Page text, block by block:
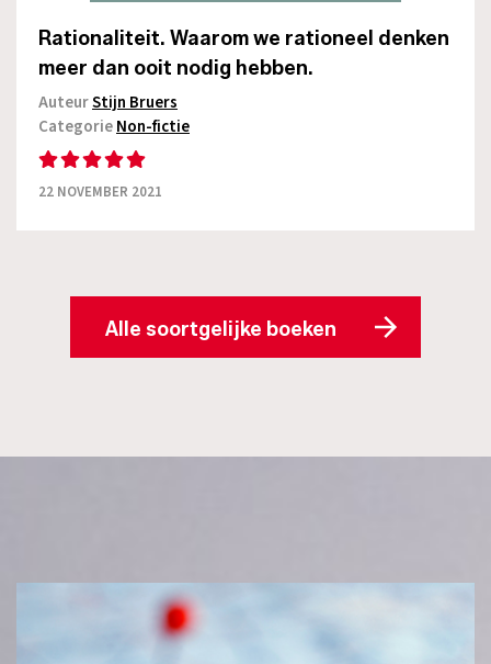
Rationaliteit. Waarom we rationeel denken
meer dan ooit nodig hebben.
AuteurStijn Bruers
CategorieNon-fictie
22 NOVEMBER 2021
Alle soortgelijke boeken